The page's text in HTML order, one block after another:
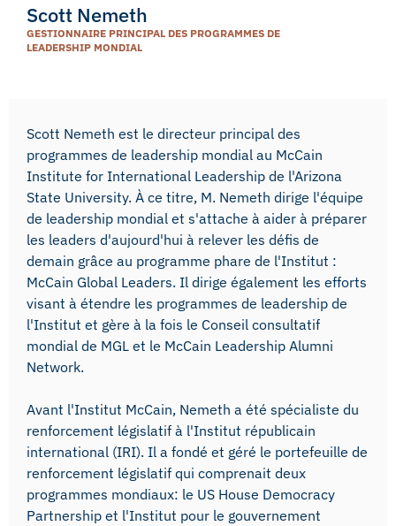
Scott Nemeth
GESTIONNAIRE PRINCIPAL DES PROGRAMMES DE
LEADERSHIP MONDIAL
Scott Nemeth est le directeur principal des
programmes de leadership mondial au McCain
Institute for International Leadership de l'Arizona
State University. À ce titre, M. Nemeth dirige l'équipe
de leadership mondial et s'attache à aider à préparer
les leaders d'aujourd'hui à relever les défis de
demain grâce au programme phare de l'Institut :
McCain Global Leaders. Il dirige également les efforts
visant à étendre les programmes de leadership de
l'Institut et gère à la fois le Conseil consultatif
mondial de MGL et le McCain Leadership Alumni
Network.
Avant l'Institut McCain, Nemeth a été spécialiste du
renforcement législatif à l'Institut républicain
international (IRI). Il a fondé et géré le portefeuille de
renforcement législatif qui comprenait deux
programmes mondiaux: le US House Democracy
Partnership et l'Institut pour le gouvernement